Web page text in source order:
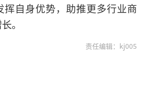
挥自身优势，助推更多行业商
。
责任编辑：kj005